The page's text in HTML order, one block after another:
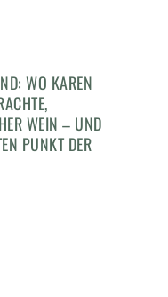
WO KAREN
WEIN – UND
PUNKT DER